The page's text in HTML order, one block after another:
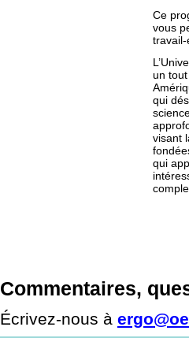
Ce
vous
un
qui
visant
qui
Commentaires,
Écrivez-nous à